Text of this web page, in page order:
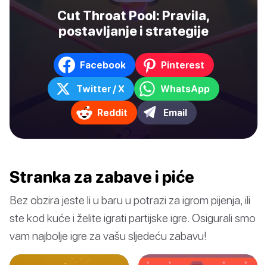
Cut Throat Pool: Pravila,
postavljanje i strategije
Facebook Pinterest
Twitter / X WhatsApp
Reddit Email
Stranka za zabave i piće
Bez obzira jeste li u baru u potrazi za igrom pijenja, ili
ste kod kuće i želite igrati partijske igre. Osigurali smo
vam najbolje igre za vašu sljedeću zabavu!